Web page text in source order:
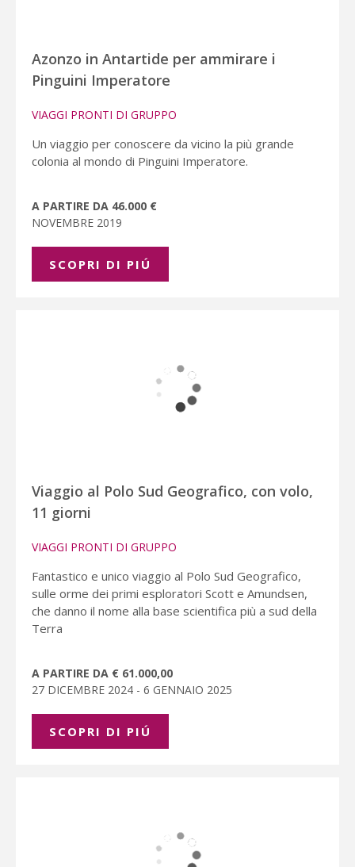
Azonzo in Antartide per ammirare i
Pinguini Imperatore
VIAGGI PRONTI DI GRUPPO
Un viaggio per conoscere da vicino la più grande
colonia al mondo di Pinguini Imperatore.
A PARTIRE DA 46.000 €
NOVEMBRE 2019
SCOPRI DI PIÚ
Viaggio al Polo Sud Geografico, con volo,
11 giorni
VIAGGI PRONTI DI GRUPPO
Fantastico e unico viaggio al Polo Sud Geografico,
sulle orme dei primi esploratori Scott e Amundsen,
che danno il nome alla base scientifica più a sud della
Terra
A PARTIRE DA € 61.000,00
27 DICEMBRE 2024 - 6 GENNAIO 2025
SCOPRI DI PIÚ